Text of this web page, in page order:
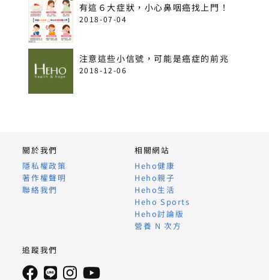
有這６大症狀，小心鼻咽癌找上門！
2018-07-04
注意這些小信號，可能是癌症的前兆
2018-12-06
關於我們
隱私權政策
著作權聲明
聯絡我們
相關網站
Heho健康
Heho親子
Heho生活
Heho Sports
Heho討論版
營養 N 次方
追蹤我們